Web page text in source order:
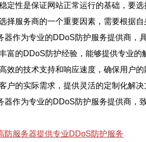
定性是保证网站正常运行的基础，要
择服务商的一个重要因素，需要根据
器作为专业的DDoS防护服务提供商，
富的DDoS防护经验，能够提供专业的
效的技术支持和响应速度，确保用户
户的实际需求，提供灵活的定制化解决
器作为专业的DDoS防护服务提供商，
防服务器提供专业DDoS防护服务